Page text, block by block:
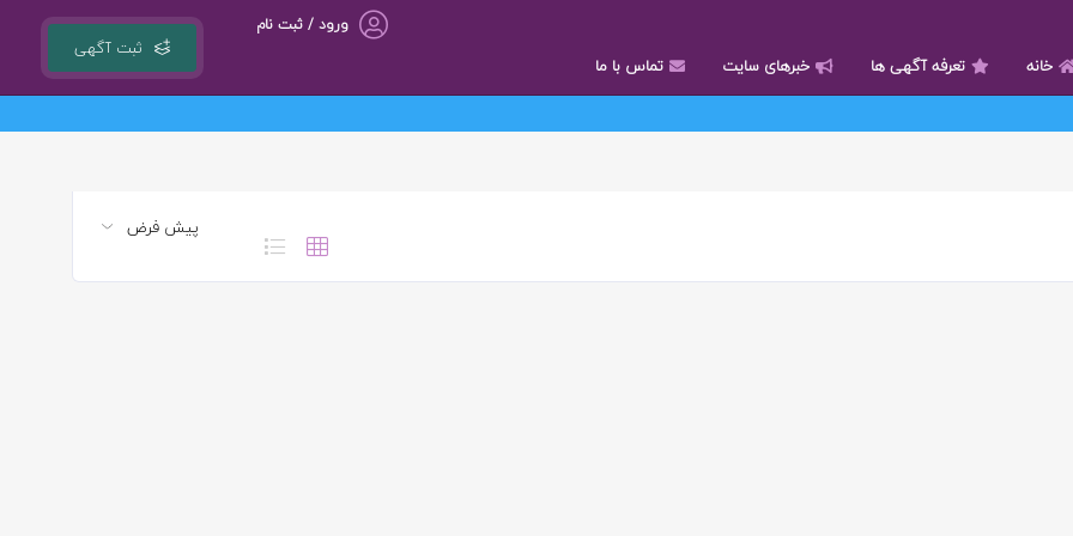
ثبت آگهی
ورود / ثبت نام
خانه تعرفه آگهی ها خبرهای سایت
تماس با ما